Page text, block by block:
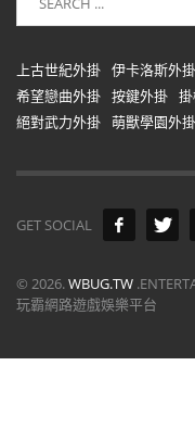
上古世紀外掛 伊卡洛斯外掛
希望戀曲外掛 按鍵外掛
絕對武力外掛 萌獸學園外掛
GET SOCIAL
© 2026.WBUG.TW
玩霸網路遊戲娛樂平台